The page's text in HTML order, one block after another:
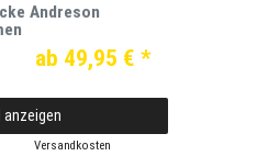
Andreson
ab 49,95 € *
anzeigen
Versandkosten